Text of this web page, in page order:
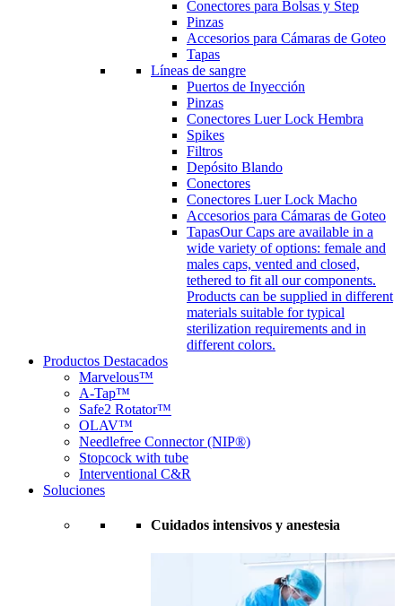
Conectores para Bolsas y Step
Pinzas
Accesorios para Cámaras de Goteo
Tapas
Líneas de sangre
Puertos de Inyección
Pinzas
Conectores Luer Lock Hembra
Spikes
Filtros
Depósito Blando
Conectores
Conectores Luer Lock Macho
Accesorios para Cámaras de Goteo
TapasOur Caps are available in a
wide variety of options: female and
males caps, vented and closed,
tethered to fit all our components.
Products can be supplied in different
materials suitable for typical
sterilization requirements and in
different colors.
Productos Destacados
Marvelous™
A-Tap™
Safe2 Rotator™
OLAV™
Needlefree Connector (NIP®)
Stopcock with tube
Interventional C&R
Soluciones
Cuidados intensivos y anestesia